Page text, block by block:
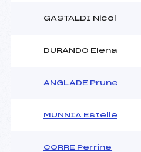
GASTALDI Nicol
DURANDO Elena
ANGLADE Prune
MUNNIA Estelle
CORRE Perrine